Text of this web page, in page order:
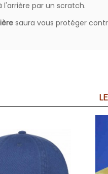
l'arrière par un scratch.
saura vous protéger